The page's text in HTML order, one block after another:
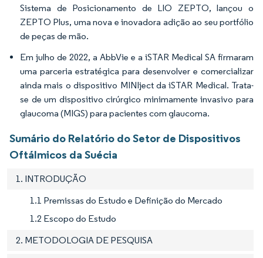
Sistema de Posicionamento de LIO ZEPTO, lançou o
ZEPTO Plus, uma nova e inovadora adição ao seu portfólio
de peças de mão.
Em julho de 2022, a AbbVie e a iSTAR Medical SA firmaram
uma parceria estratégica para desenvolver e comercializar
ainda mais o dispositivo MINIject da iSTAR Medical. Trata-
se de um dispositivo cirúrgico minimamente invasivo para
glaucoma (MIGS) para pacientes com glaucoma.
Sumário do Relatório do Setor de Dispositivos
Oftálmicos da Suécia
1. INTRODUÇÃO
1.1 Premissas do Estudo e Definição do Mercado
1.2 Escopo do Estudo
2. METODOLOGIA DE PESQUISA